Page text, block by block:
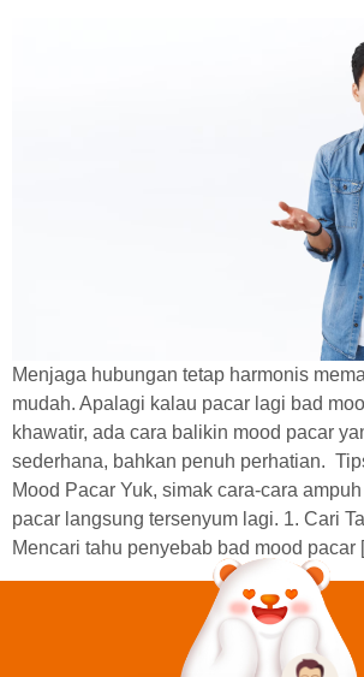
Menjaga hubungan tetap harmonis
mudah. Apalagi kalau pacar lagi bad
khawatir, ada cara balikin mood pacar
sederhana, bahkan penuh perhatian.
Mood Pacar Yuk, simak cara-cara
pacar langsung tersenyum lagi. 1. Cari
Mencari tahu penyebab bad mood pacar